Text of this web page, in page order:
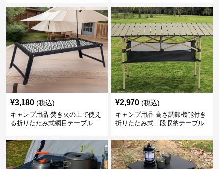
¥3,180 (税込)
キャンプ用品 焚き火の上で使え
る折りたたみ式網目テーブル
¥2,970 (税込)
キャンプ用品 高さ調節機能付き
折りたたみ式二段収納テーブル